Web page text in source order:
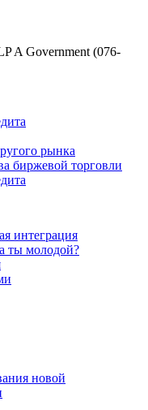
A Government (076-
рынка
биржевой торговли
интеграция
ты молодой?
новой